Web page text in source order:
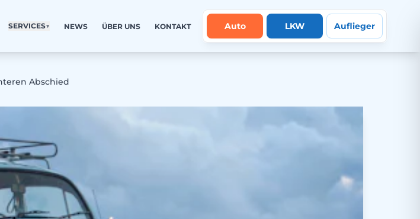
SERVICES▼ NEWS ÜBER UNS KONTAKT Auto LKW Auflieger
Abschied